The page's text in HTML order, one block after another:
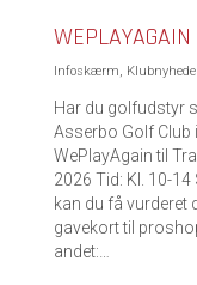
Infoskærm,
Har du golfudstyr
Asserbo Golf Club
WePlayAgain til
2026 Tid: Kl. 10-
kan du få vurderet
gavekort til
andet:…